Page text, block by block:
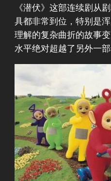
《潜伏》这部连续剧从
具都非常到位，特别是
理解的复杂曲折的故事
水平绝对超越了另外一部